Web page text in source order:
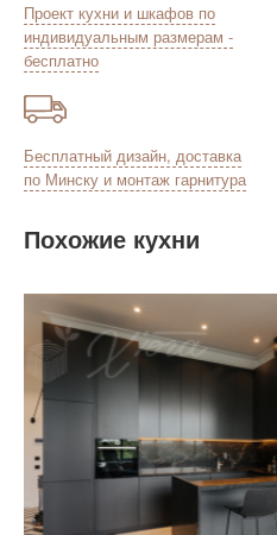
Проект кухни и шкафов по
индивидуальным размерам -
бесплатно
Бесплатный дизайн, доставка
по Минску и монтаж гарнитура
Похожие кухни